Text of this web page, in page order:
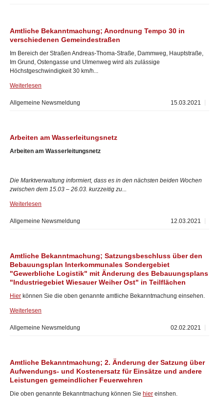
Amtliche Bekanntmachung; Anordnung Tempo 30 in
verschiedenen Gemeindestraßen
Im Bereich der Straßen Andreas-Thoma-Straße, Dammweg, Hauptstraße,
Im Grund, Ostengasse und Ulmenweg wird als zulässige
Höchstgeschwindigkeit 30 km/h...
Weiterlesen
15.03.2021
Allgemeine Newsmeldung
Arbeiten am Wasserleitungsnetz
Arbeiten am Wasserleitungsnetz
Die Marktverwaltung informiert, dass es in den nächsten beiden Wochen
zwischen dem 15.03 – 26.03. kurzzeitig zu...
Weiterlesen
12.03.2021
Allgemeine Newsmeldung
Amtliche Bekanntmachung; Satzungsbeschluss über den
Bebauungsplan Interkommunales Sondergebiet
"Gewerbliche Logistik" mit Änderung des Bebauungsplans
"Industriegebiet Wiesauer Weiher Ost" in Teilflächen
Hier können Sie die oben genannte amtliche Bekanntmachung einsehen.
Weiterlesen
02.02.2021
Allgemeine Newsmeldung
Amtliche Bekanntmachung; 2. Änderung der Satzung über
Aufwendungs- und Kostenersatz für Einsätze und andere
Leistungen gemeindlicher Feuerwehren
Die oben genannte Bekanntmachung können Sie hier einshen.